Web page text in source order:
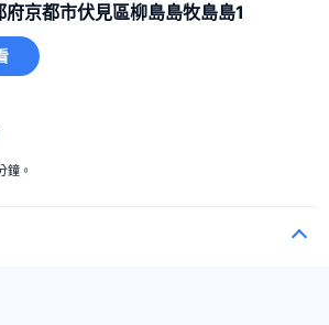
府京都市伏見區柳島島牧島島1
鐘。